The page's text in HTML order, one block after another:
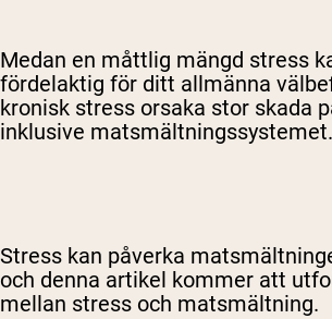
Medan en måttlig mängd stress
fördelaktig för ditt allmänna
kronisk stress orsaka stor skada
inklusive matsmältningssystemet.
Stress kan påverka
och denna artikel kommer att
mellan stress och matsmältning.